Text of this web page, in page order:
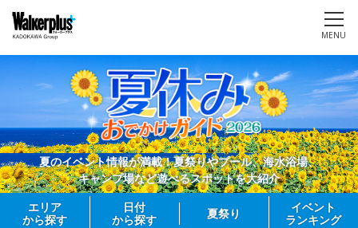
MENU
夏のイベント情報が満載！夏祭りやプール、海水浴場、
キャンプ場など遊べるスポットを大紹介
エリア
から探す
日付
から探す
夏祭り
イベント
ランキング